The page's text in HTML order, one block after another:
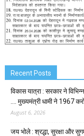
Recent Posts
विकास यात्रा : सरकार ने
…. मुख्यमंत्री धामी ने ₹1967
August 6, 2026
जय भोले : श्रद्धा, सुरक्षा और